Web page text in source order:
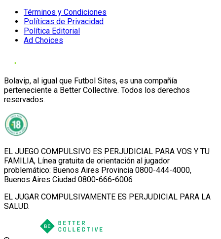
Términos y Condiciones
Políticas de Privacidad
Política Editorial
Ad Choices
Bolavip, al igual que Futbol Sites, es una compañía
perteneciente a Better Collective. Todos los derechos
reservados.
EL JUEGO COMPULSIVO ES PERJUDICIAL PARA VOS Y TU
FAMILIA, Línea gratuita de orientación al jugador
problemático: Buenos Aires Provincia 0800-444-4000,
Buenos Aires Ciudad 0800-666-6006
EL JUGAR COMPULSIVAMENTE ES PERJUDICIAL PARA LA
SALUD.